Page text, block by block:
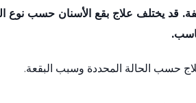
قد يختلف علاج بقع الأسنان حسب نوع
حسب الحالة المحددة وسبب البقعة.